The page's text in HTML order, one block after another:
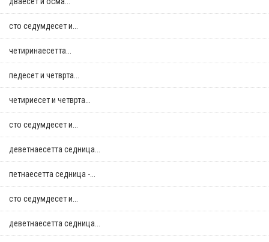
сто седумдесет и...
четиринаесетта...
педесет и четврта...
четириесет и четврта...
сто седумдесет и...
деветнаесетта седница...
петнаесетта седница -...
сто седумдесет и...
деветнаесетта седница...